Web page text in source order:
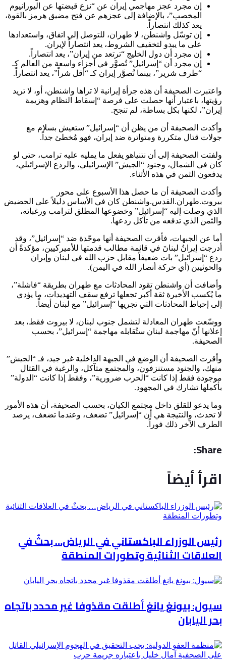
إن مجرد عجز مهاجمي إيران عن “نزع قبضتها عن اليورانيوم
المخصب”، بالإضافة إلى عجزهم عن فتح مضيق هرمز بالقوة،
يعد كذلك انتصاراً.
إن توسّل واشنطن، لا طهران، للتوصل إلى اتفاق، واستعدادها
على ما يبدو لتخفيف الشروط، يعد انتصاراً لإيران.
إن مجرد أن دول الخليج “ترتعد من إيران”، يعد انتصاراً.
إن مجرد أن “إسرائيل” تُصوَّر في أجزاء واسعة من العالم كـ
“طرف شرير”، بينما تُصوَّر إيران كـ “أقل شراً”، يعد انتصاراً.
واعتبرت الصحيفة أن هذه جرأة إيرانية لا تراها واشنطن، أو، لا تريد
رؤيتها، باعتبار أنها حصلت على فرصة “إسقاط النظام وهزيمة
إيران”، لكنها بكل بساطة، لم تنجح.
وأكدت الصحيفة أن من يظن أن “إسرائيل” ستعيش بسلام مع
جولات قتال متكررة ومتواترة ضد إيران، فهو مُخطئ جداً.
ولفتت الصحيفة إلى أن نتنياهو يفعل ما يمليه عليه ترامب، حتى لو
كان في الشمال، وجنود “الجيش” الإسرائيلي، والردع الإسرائيلي،
يدفعون الثمن في هذه الأثناء.
وأكدت الصحيفة أن ما حصل هذا الأسبوع على محور
بيروت.طهران.القدس.واشنطن كان في الأساس دليلاً على الحضيض
الذي وصلت إليه “إسرائيل” وخضوعها المطلق لترامب ورغباته،
والثمن الذي تدفعه من تآكل ردعها.
أما عن الجبهات، فأقرت الصحيفة أنها موحّدة ضد “إسرائيل”، وقد
أدرجت إيرانُ لبنانَ في قائمة مطالب قدمتها للأميركيين، مؤكدةً أن
ردع “إسرائيل” بات ضعيفاً مقابل حزب الله في لبنان وإيران
والحوثيين (أي حركة أنصار الله في اليمن).
وأضافت أن واشنطن تقود المحادثات مع طهران بطريقة “فاشلة”،
ما يُكسب الأخيرة ثقة أكبر تجعلها ترفع سقف التهديدات، ما يؤدي
إلى إحباط المحادثات التي تجريها “إسرائيل” مع لبنان أيضاً.
ووسّعت طهران المعادلة لتشمل جنوب لبنان، لا بيروت فقط، بعد
إعلانها أنّ مهاجمة لبنان ستُقابله مهاجمة “إسرائيل”، بحسب
الصحيفة.
وأقرت الصحيفة أن الوضع في الجبهة الداخلية غير جيد، فـ “الجيش”
منهك، والجنود مستنزفون، والمجتمع متآكل، والرغبة في القتال
موجودة فقط إذا كانت “الحرب ضرورية”، وفقط إذا كانت “الدولة”
بأكملها تشارك في المجهود.
وما يدعو للقلق داخل مجتمع الكيان، بحسب الصحيفة، أن هذه الأمور
لا تحدث، والنتيجة هي أن “إسرائيل” تضعف، وعندما تضعف، يرصد
الطرف الآخر ذلك فوراً.
Share:
اقرأ أيضاً
رئيس الوزراء الباكستاني في الرياض… بحثٌ في
العلاقات الثنائية وتطورات المنطقة
سيول: بيونغ يانغ أطلقت مقذوفا غير محدد باتجاه
بحر اليابان